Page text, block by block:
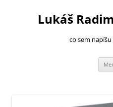
Lukáš
co sem